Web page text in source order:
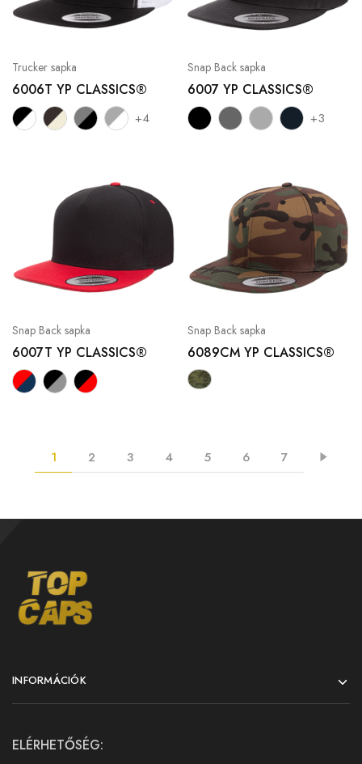
Trucker sapka
6006T YP CLASSICS®
+4
Snap Back sapka
6007 YP CLASSICS®
+3
Snap Back sapka
6007T YP CLASSICS®
Snap Back sapka
6089CM YP CLASSICS®
1 2 3 4 5 6 7
INFORMÁCIÓK
ELÉRHETŐSÉG: